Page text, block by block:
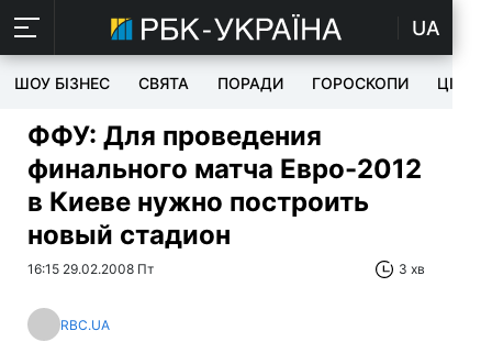
UA
ШОУ БІЗНЕС СВЯТА ПОРАДИ ГОРОСКОПИ ЦІКАВЕ
ФФУ: Для проведения
финального матча Евро-2012
в Киеве нужно построить
новый стадион
16:15 29.02.2008 Пт 3 хв
RBC.UA